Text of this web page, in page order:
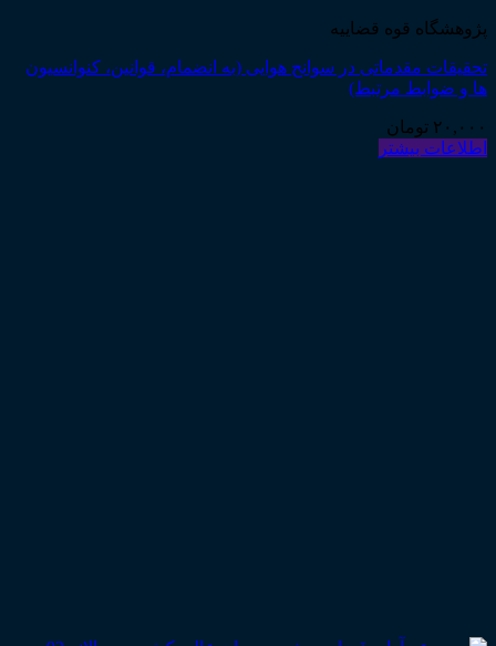
پژوهشگاه قوه قضاییه
تحقیقات مقدماتی در سوانح هوایی (به انضمام، قوانین، کنوانسیون
ها و ضوابط مرتبط)
۲۰,۰۰۰ تومان
اطلاعات بیشتر